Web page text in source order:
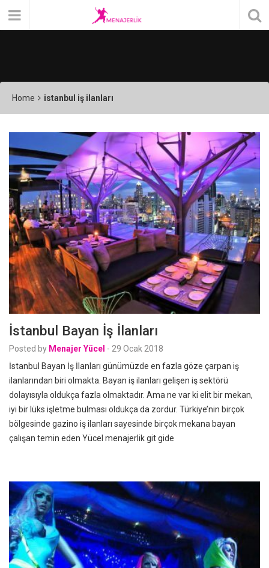
Home istanbul iş ilanları
İstanbul Bayan İş İlanları
Posted by Menajer Yücel - 29 Ocak 2018
İstanbul Bayan İş İlanları günümüzde en fazla göze çarpan iş
ilanlarından biri olmakta. Bayan iş ilanları gelişen iş sektörü
dolayısıyla oldukça fazla olmaktadır. Ama ne var ki elit bir mekan,
iyi bir lüks işletme bulması oldukça da zordur. Türkiye’nin birçok
bölgesinde gazino iş ilanları sayesinde birçok mekana bayan
çalışan temin eden Yücel menajerlik git gide